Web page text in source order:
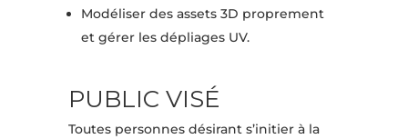
Modéliser des assets 3D proprement
et gérer les dépliages UV.
PUBLIC VISÉ
Toutes personnes désirant s’initier à la